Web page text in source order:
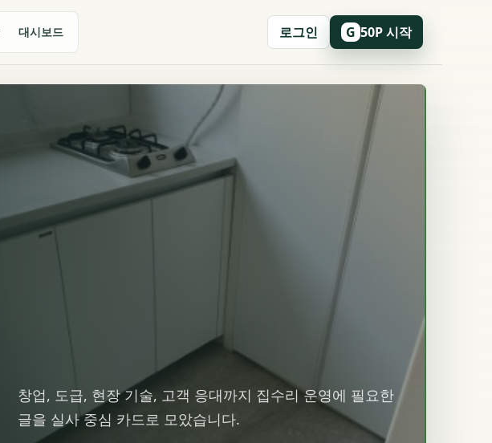
대시보드 로그인 G 50P 시작
창업, 도급, 현장 기술, 고객 응대까지 집수리 운영에 필요한
글을 실사 중심 카드로 모았습니다.